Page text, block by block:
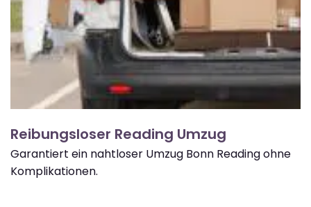
Reibungsloser Reading Umzug
Garantiert ein nahtloser Umzug Bonn Reading ohne
Komplikationen.